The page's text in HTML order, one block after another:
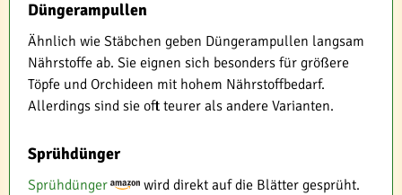
Düngerampullen
Ähnlich wie Stäbchen geben Düngerampullen langsam
Nährstoffe ab. Sie eignen sich besonders für größere
Töpfe und Orchideen mit hohem Nährstoffbedarf.
Allerdings sind sie oft teurer als andere Varianten.
Sprühdünger
Sprühdünger
wird direkt auf die Blätter gesprüht.